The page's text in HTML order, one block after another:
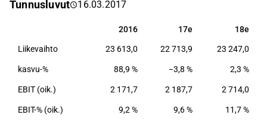
sillä on maailmanlaajuinen johtoasema mobiili- ja
Tunnusluvut 16.03.2017
2016 17e 18e
2016 17e 18e
Liikevaihto 23 613,0 22 713,9 23 247,0
kasvu-% 88,9 % −3,8 % 2,3 %
EBIT (oik.) 2 171,7 2 187,7 2 714,0
EBIT-% (oik.) 9,2 % 9,6 % 11,7 %